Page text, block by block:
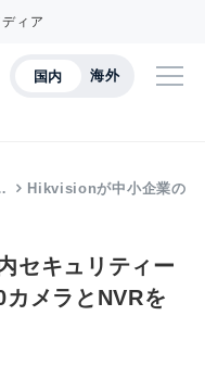
ィア
国内 海外
Hikvisionが中小企業の
セキュリティー
メラとNVRを